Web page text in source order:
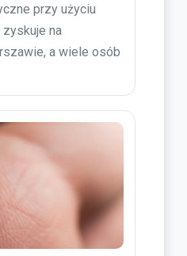
przy użyciu
na
a wiele osób